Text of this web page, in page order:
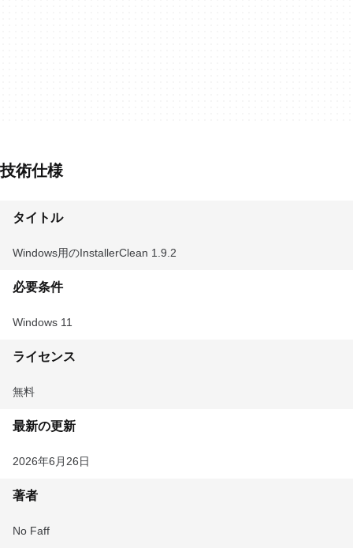
技術仕様
タイトル
Windows用のInstallerClean 1.9.2
必要条件
Windows 11
ライセンス
無料
最新の更新
2026年6月26日
著者
No Faff